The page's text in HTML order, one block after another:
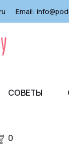
Email:
0
СОВЕТЫ